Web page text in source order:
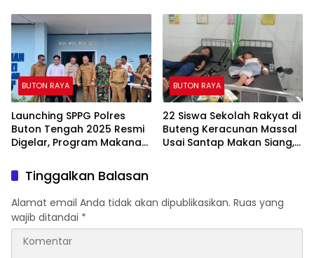
Dinilai Mandul.
BUTON RAYA
Launching SPPG Polres
Buton Tengah 2025 Resmi
Digelar, Program Makanan
BUTON RAYA
22 Siswa Sekolah Rakyat di
Buteng Keracunan Massal
Usai Santap Makan Siang,
Tinggalkan Balasan
Alamat email Anda tidak akan dipublikasikan. Ruas yang
wajib ditandai *